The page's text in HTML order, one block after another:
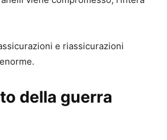
e riassicurazioni
della guerra